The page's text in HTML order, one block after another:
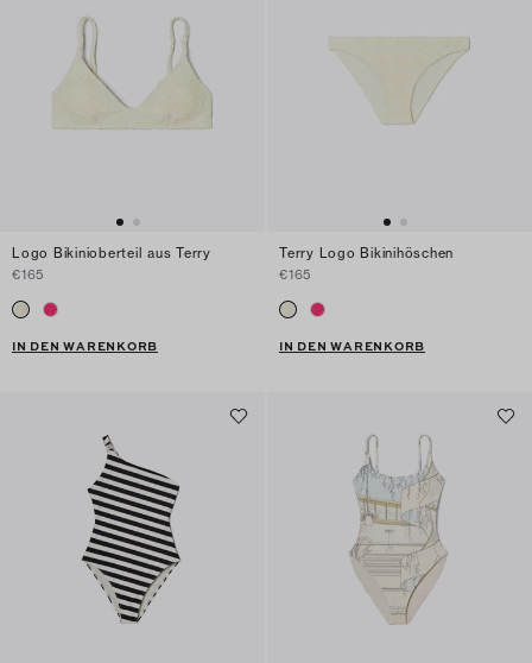
Logo Bikinioberteil aus Terry
€165
IN DEN WARENKORB
Terry Logo Bikinihöschen
€165
IN DEN WARENKORB